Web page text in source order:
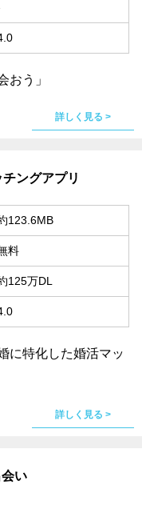
おう」
詳しく見る >
ングアプリ
123.6MB
料
125万DL
に特化した婚活マッ
詳しく見る >
い